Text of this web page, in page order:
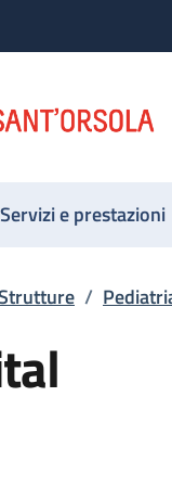
Servizi e prestazioni
/